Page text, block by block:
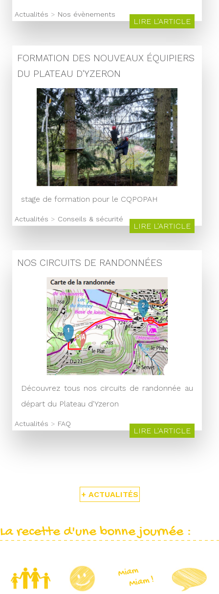
Actualités > Nos évènements
LIRE L'ARTICLE
FORMATION DES NOUVEAUX ÉQUIPIERS
DU PLATEAU D'YZERON
stage de formation pour le CQPOPAH
Actualités > Conseils & sécurité
LIRE L'ARTICLE
NOS CIRCUITS DE RANDONNÉES
Découvrez tous nos circuits de randonnée au
départ du Plateau d'Yzeron
Actualités > FAQ
LIRE L'ARTICLE
+ ACTUALITÉS
La recette d'une bonne journée :